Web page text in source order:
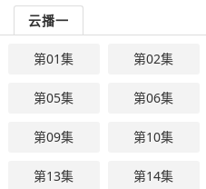
云播一
第01集 第02集
第05集 第06集
第09集 第10集
第13集 第14集